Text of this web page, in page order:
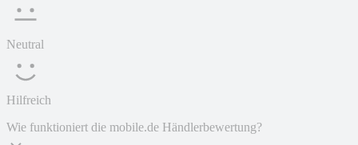
Neutral
Hilfreich
Wie funktioniert die mobile.de Händlerbewertung?